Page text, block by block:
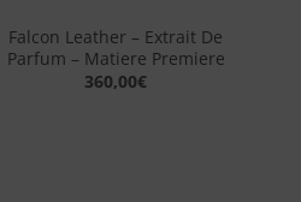
Falcon Leather – Extrait De
Parfum – Matiere Premiere
360,00€